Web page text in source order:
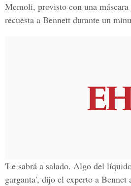
Memoli, provisto con una
recuesta a Bennett durante un
'Le sabrá a salado. Algo del
garganta', dijo el experto a Bennet